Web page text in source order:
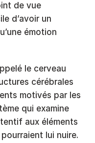
de vue
d’avoir un
émotion
le cerveau
cérébrales
motivés par les
qui examine
aux éléments
lui nuire.